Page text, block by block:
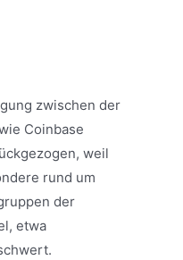
zwischen der
Coinbase
weil
rund um
der
etwa